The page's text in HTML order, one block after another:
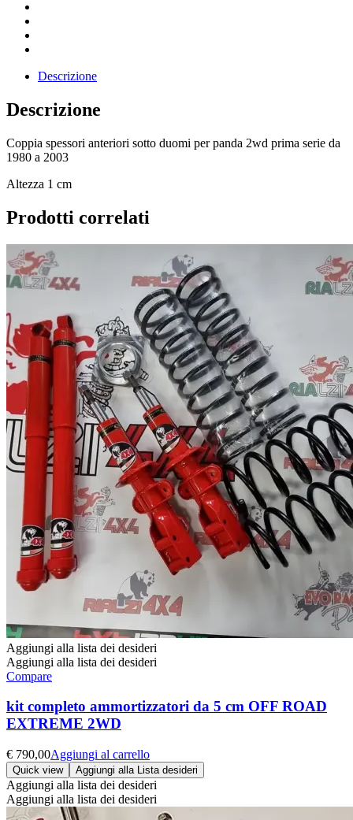
Descrizione
Descrizione
Coppia spessori anteriori sotto duomi per panda 2wd prima serie da
1980 a 2003
Altezza 1 cm
Prodotti correlati
Aggiungi alla lista dei desideri
Aggiungi alla lista dei desideri
Compare
kit completo ammortizzatori da 5 cm OFF ROAD
EXTREME 2WD
€ 790,00Aggiungi al carrello
Quick view Aggiungi alla Lista desideri
Aggiungi alla lista dei desideri
Aggiungi alla lista dei desideri